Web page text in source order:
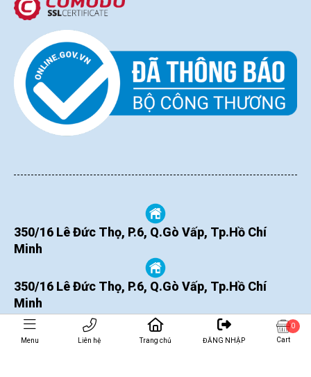
Menu Liên hệ Trang chủ ĐĂNG NHẬP
0
Cart
350/16 Lê Đức Thọ, P.6, Q.Gò Vấp, Tp.Hồ Chí
Minh
350/16 Lê Đức Thọ, P.6, Q.Gò Vấp, Tp.Hồ Chí
Minh